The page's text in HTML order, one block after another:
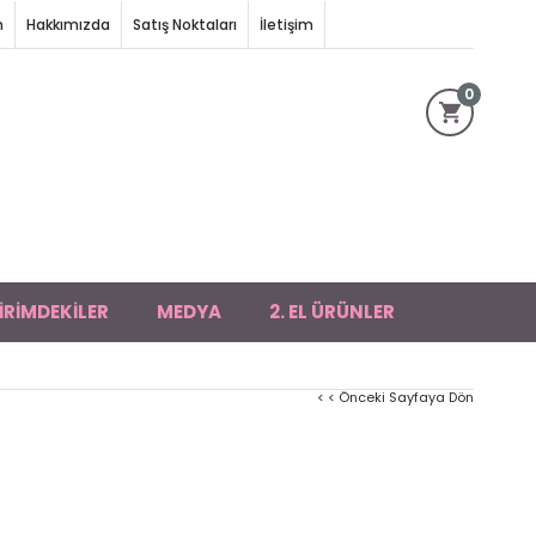
Hakkımızda Satış Noktaları İletişim
0
MEDYA 2. EL ÜRÜNLER
< < Önceki Sayfaya Dön